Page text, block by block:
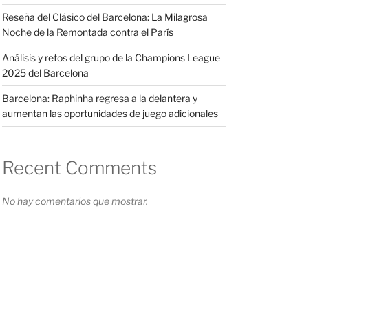
Reseña del Clásico del Barcelona: La Milagrosa
Noche de la Remontada contra el París
Análisis y retos del grupo de la Champions League
2025 del Barcelona
Barcelona: Raphinha regresa a la delantera y
aumentan las oportunidades de juego adicionales
Recent Comments
No hay comentarios que mostrar.